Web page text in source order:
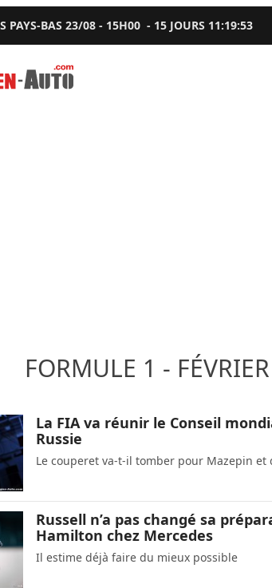
PAYS-BAS 23/08 - 15H00 - 15 JOURS 11:19:52
FORMULE 1 -
La FIA va réunir le Conseil
Russie
Le couperet va-t-il tomber pour Mazepin et
Russell n’a pas changé sa
Hamilton chez Mercedes
Il estime déjà faire du mieux possible